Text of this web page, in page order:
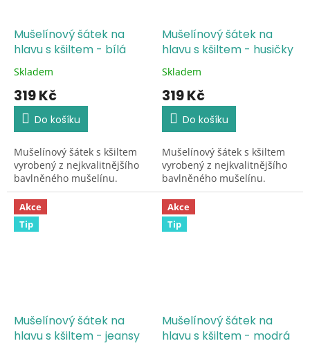
Mušelínový šátek na
hlavu s kšiltem - bílá
Průměrné
hodnocení
produktu
5,0
5
hvězdiček.
Skladem
319 Kč
Do košíku
Mušelínový šátek s kšiltem
vyrobený z nejkvalitnějšího
bavlněného mušelínu.
Mušelínový šátek na
hlavu s kšiltem - husičky
Průměrné
hodnocení
produktu
5,0
5
hvězdiček.
Skladem
319 Kč
Do košíku
Mušelínový šátek s kšiltem
vyrobený z nejkvalitnějšího
bavlněného mušelínu.
Akce
Tip
Mušelínový šátek na
hlavu s kšiltem - jeansy
Akce
Tip
Mušelínový šátek na
hlavu s kšiltem - modrá